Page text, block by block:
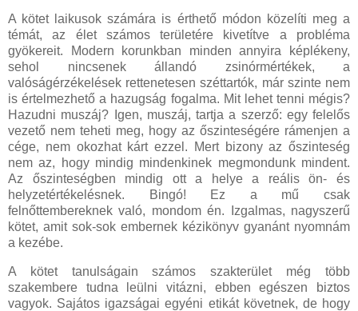
A kötet laikusok számára is érthető módon közelíti meg a
témát, az élet számos területére kivetítve a probléma
gyökereit. Modern korunkban minden annyira képlékeny,
sehol nincsenek állandó zsinórmértékek, a
valóságérzékelések rettenetesen széttartók, már szinte nem
is értelmezhető a hazugság fogalma. Mit lehet tenni mégis?
Hazudni muszáj? Igen, muszáj, tartja a szerző: egy felelős
vezető nem teheti meg, hogy az őszinteségére rámenjen a
cége, nem okozhat kárt ezzel. Mert bizony az őszinteség
nem az, hogy mindig mindenkinek megmondunk mindent.
Az őszinteségben mindig ott a helye a reális ön- és
helyzetértékelésnek. Bingó! Ez a mű csak
felnőttembereknek való, mondom én. Izgalmas, nagyszerű
kötet, amit sok-sok embernek kézikönyv gyanánt nyomnám
a kezébe.
A kötet tanulságain számos szakterület még több
szakembere tudna leülni vitázni, ebben egészen biztos
vagyok. Sajátos igazságai egyéni etikát követnek, de hogy